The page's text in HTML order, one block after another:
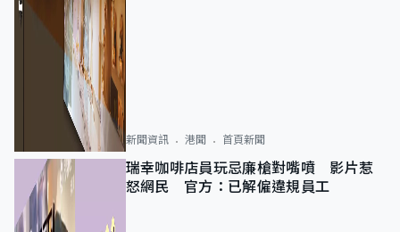
新聞資訊 港聞 首頁新聞
瑞幸咖啡店員玩忌廉槍對嘴噴 影片惹
怒網民 官方：已解僱違規員工